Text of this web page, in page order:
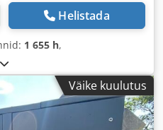
Helistada
1 655 h,
Väike kuulutus